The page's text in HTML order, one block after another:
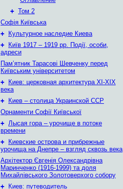
+ Том 2
Софія Київська
+
Культурное наследие Киева
+
Київ 1917 – 1919 рр. Події, особи,
адреси
Пам’ятник Тарасові Шевченку перед
Київським університетом
+
Киев: церковная архитектура XI-XIX
века
+
Киев – столица Украинской ССР
Орнаменти Софії Київської
+ Лысая гора – урочище в потоке
времени
+
Киевские острова и прибрежные
урочища на Днепре – взгляд сквозь века
Архітектор Євгенія Олександрівна
Маринченко (1916-1999) та доля
Михайлівського Золотоверхого собору
+
Киев: путеводитель